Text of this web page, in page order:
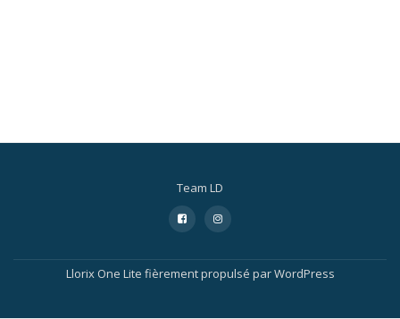
Team LD
secondaire
fa-
facebook-
fa-
instagram
Llorix One Lite fièrement propulsé parWordPress